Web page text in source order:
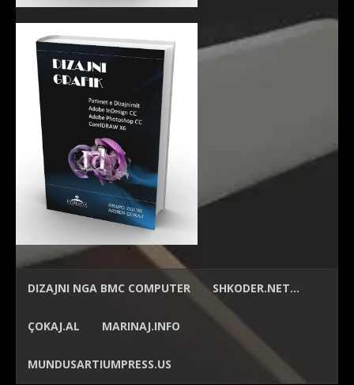
DIZAJNI NGA BMC COMPUTER SHKODER.NET…
ÇOKAJ.AL MARINAJ.INFO
MUNDUSARTIUMPRESS.US